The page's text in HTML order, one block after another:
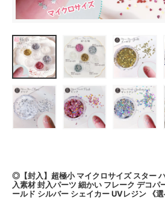
◎【封入】超極小 マイクロサイズ スター
入素材 封入パーツ 細かい フレーク デコパ
ールド シルバー シェイカー UVレジン 《選